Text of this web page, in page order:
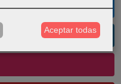
Aceptar todas